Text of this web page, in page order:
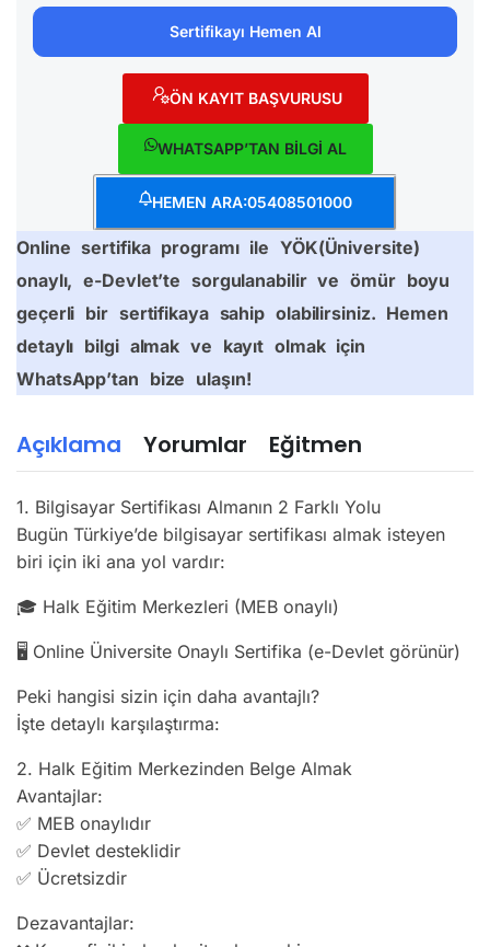
Açıklama Yorumlar Eğitmen
1. Bilgisayar Sertifikası Almanın 2 Farklı Yolu
Bugün Türkiye’de bilgisayar sertifikası almak isteyen
biri için iki ana yol vardır:
🎓 Halk Eğitim Merkezleri (MEB onaylı)
🖥️ Online Üniversite Onaylı Sertifika (e-Devlet görünür)
Peki hangisi sizin için daha avantajlı?
İşte detaylı karşılaştırma:
2. Halk Eğitim Merkezinden Belge Almak
Avantajlar:
✅ MEB onaylıdır
✅ Devlet desteklidir
✅ Ücretsizdir
Dezavantajlar:
Sertifikayı Hemen Al
ÖN KAYIT BAŞVURUSU
WHATSAPP’TAN BİLGİ AL
HEMEN ARA:05408501000
Online sertifika programı ile YÖK(Üniversite)
onaylı, e-Devlet’te sorgulanabilir ve ömür boyu
geçerli bir sertifikaya sahip olabilirsiniz. Hemen
detaylı bilgi almak ve kayıt olmak için
WhatsApp’tan bize ulaşın!